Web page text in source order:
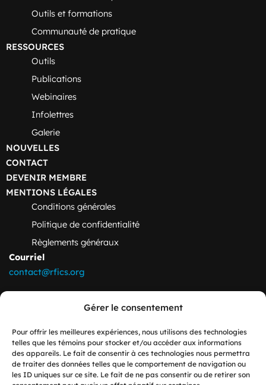
Gérer le consentement
Pour offrir les meilleures expériences, nous utilisons des technologies
telles que les témoins pour stocker et/ou accéder aux informations
des appareils. Le fait de consentir à ces technologies nous permettra
de traiter des données telles que le comportement de navigation ou
les ID uniques sur ce site. Le fait de ne pas consentir ou de retirer son
Outils et formations
Communauté de pratique
RESSOURCES
Outils
Publications
Webinaires
Infolettres
Galerie
NOUVELLES
CONTACT
DEVENIR MEMBRE
MENTIONS LÉGALES
Conditions générales
Politique de confidentialité
Règlements généraux
Courriel
contact@rfics.org
École supérieure d’études internationales
1030 Av. des Sciences Humaines
Québec, QC
Canada G1V 0A6